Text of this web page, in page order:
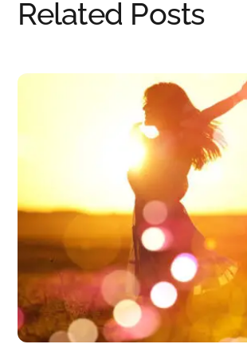
Related Posts